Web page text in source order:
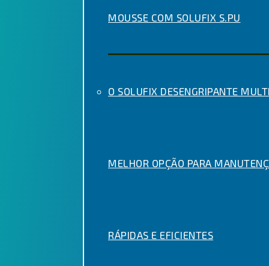
MOUSSE COM SOLUFIX S.PU
O SOLUFIX DESENGRIPANTE
MELHOR OPÇÃO PARA
RÁPIDAS E EFICIENTES